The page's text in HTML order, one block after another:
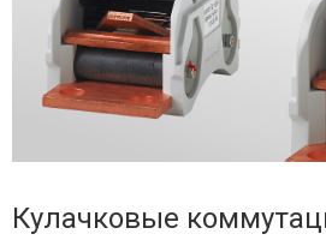
Контакты
Кулачковые